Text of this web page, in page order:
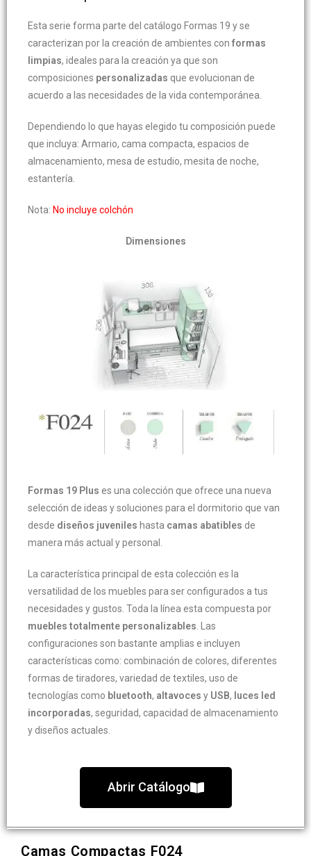
Esta serie forma parte del catálogo Formas 19 y se
caracterizan por la creación de ambientes con formas
limpias, ideales para la creación ya que son
composiciones personalizadas que evolucionan de
acuerdo a las necesidades de la vida contemporánea.
Dependiendo lo que hayas elegido tu composición puede
que incluya: Armario, cama compacta, espacios de
almacenamiento, mesa de estudio, mesita de noche,
estantería.
Nota: No incluye colchón
Dimensiones
Formas 19 Plus es una colección que ofrece una nueva
selección de ideas y soluciones para el dormitorio que van
desde diseños juveniles hasta camas abatibles de
manera más actual y personal.
La característica principal de esta colección es la
versatilidad de los muebles para ser configurados a tus
necesidades y gustos. Toda la línea esta compuesta por
muebles totalmente personalizables . Las
configuraciones son bastante amplias e incluyen
características como: combinación de colores, diferentes
formas de tiradores, variedad de textiles, uso de
tecnologías como bluetooth, altavoces y USB, luces led
incorporadas, seguridad, capacidad de almacenamiento
y diseños actuales.
Abrir Catálogo
Camas Compactas F024